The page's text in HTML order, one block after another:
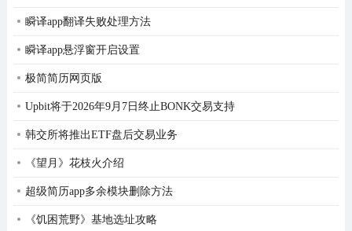
瞬译app翻译失败处理方法
瞬译app悬浮窗开启设置
极简简历网页版
Upbit将于2026年9月7日终止BONK交易支持
韩交所将推出ETF盘后交易业务
《望月》花枝火介绍
超级简历app多余模块删除方法
《饥困荒野》基地选址攻略